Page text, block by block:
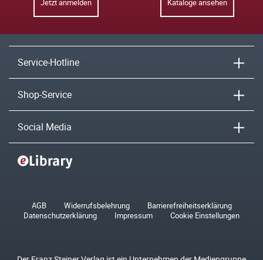
Jetzt anmelden Kataloge ansehen
Service-Hotline
Shop-Service
Social Media
AGB Widerrufsbelehrung
Barrierefreiheitserklärung
Datenschutzerklärung
Impressum Cookie Einstellungen